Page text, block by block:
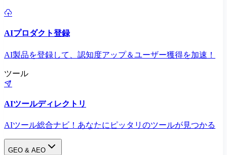
AIプロダクト登録
AI製品を登録して、認知度アップ＆ユーザー獲得を加速！
ツール
AIツールディレクトリ
AIツール総合ナビ！あなたにピッタリのツールが見つかる
GEO & AEO